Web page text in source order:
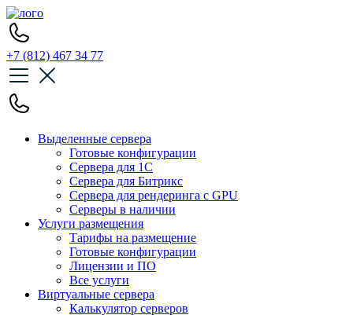
+7 (812) 467 34 77
Выделенные сервера
Готовые конфигурации
Сервера для 1С
Сервера для Битрикс
Сервера для рендеринга с GPU
Серверы в наличии
Услуги размещения
Тарифы на размещение
Готовые конфигурации
Лицензии и ПО
Все услуги
Виртуальные сервера
Калькулятор серверов